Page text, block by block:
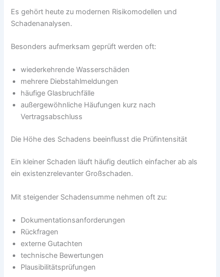
Es gehört heute zu modernen Risikomodellen und
Schadenanalysen.
Besonders aufmerksam geprüft werden oft:
wiederkehrende Wasserschäden
mehrere Diebstahlmeldungen
häufige Glasbruchfälle
außergewöhnliche Häufungen kurz nach
Vertragsabschluss
Die Höhe des Schadens beeinflusst die Prüfintensität
Ein kleiner Schaden läuft häufig deutlich einfacher ab als
ein existenzrelevanter Großschaden.
Mit steigender Schadensumme nehmen oft zu:
Dokumentationsanforderungen
Rückfragen
externe Gutachten
technische Bewertungen
Plausibilitätsprüfungen